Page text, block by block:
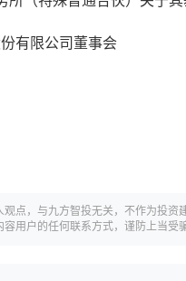
有限公司董事会
点，与九方智投无关，不作为投
用户的任何联系方式，谨防上当受